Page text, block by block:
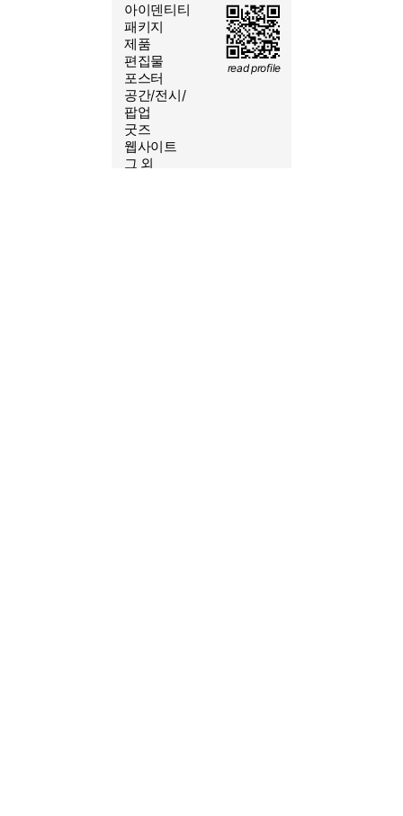
아이덴티티
패키지
제품
편집물
포스터
공간/전시/
팝업
굿즈
웹사이트
그 외
read profile
2026/08/6 06:03:30
yeoleum.kr@gmail.com